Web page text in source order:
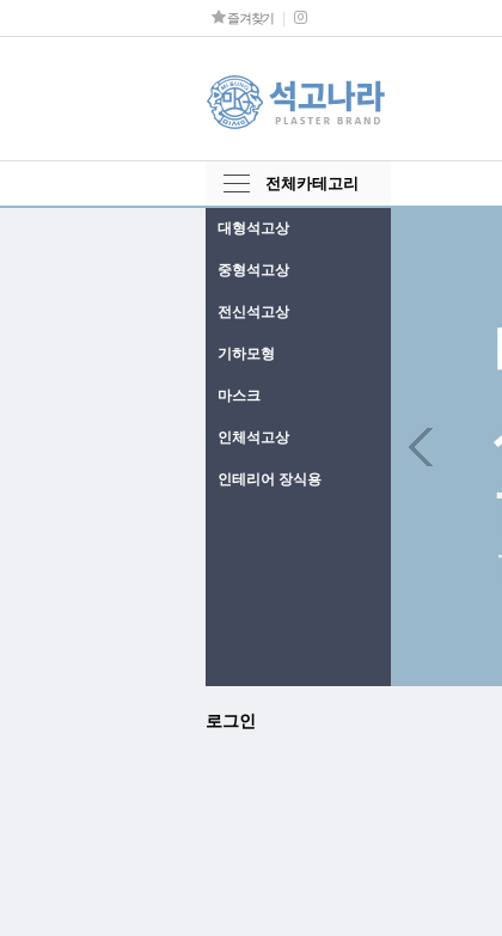
즐겨찾기
전체카테고리
대형석고상
중형석고상
전신석고상
기하모형
마스크
인체석고상
인테리어 장식용
로그인